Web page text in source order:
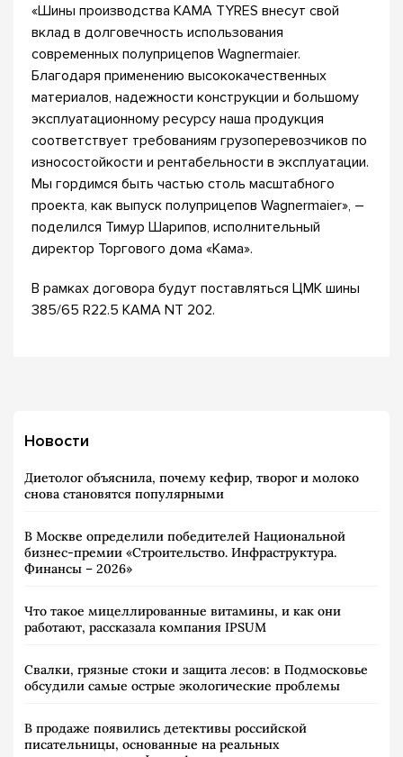
«Шины производства KAMA TYRES внесут свой
вклад в долговечность использования
современных полуприцепов Wagnermaier.
Благодаря применению высококачественных
материалов, надежности конструкции и большому
эксплуатационному ресурсу наша продукция
соответствует требованиям грузоперевозчиков по
износостойкости и рентабельности в эксплуатации.
Мы гордимся быть частью столь масштабного
проекта, как выпуск полуприцепов Wagnermaier», –
поделился Тимур Шарипов, исполнительный
директор Торгового дома «Кама».
В рамках договора будут поставляться ЦМК шины
385/65 R22.5 КАМА NT 202.
Новости
Диетолог объяснила, почему кефир, творог и молоко
снова становятся популярными
В Москве определили победителей Национальной
бизнес-премии «Строительство. Инфраструктура.
Финансы – 2026»
Что такое мицеллированные витамины, и как они
работают, рассказала компания IPSUM
Свалки, грязные стоки и защита лесов: в Подмосковье
обсудили самые острые экологические проблемы
В продаже появились детективы российской
писательницы, основанные на реальных